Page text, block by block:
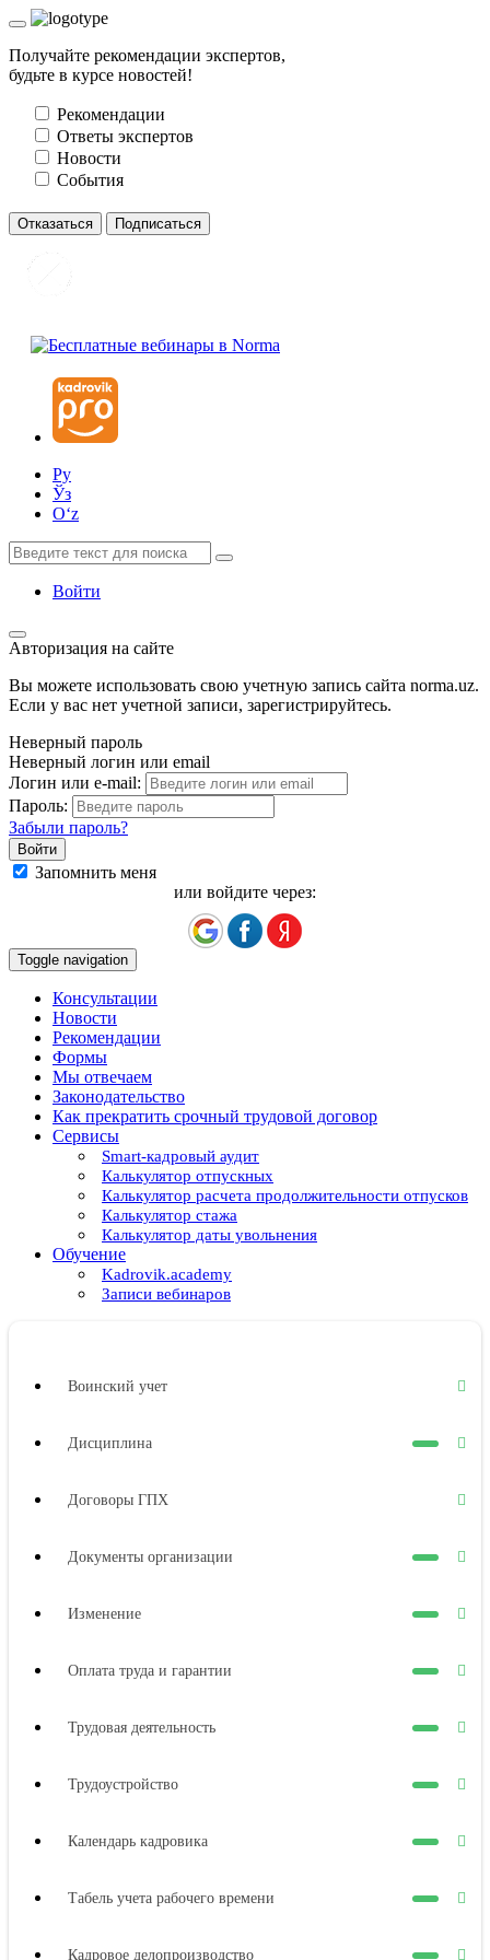
Получайте рекомендации экспертов,
будьте в курсе новостей!
Рекомендации
Ответы экспертов
Новости
События
Отказаться Подписаться
Ру
Ўз
Oʻz
Войти
Авторизация на сайте
Вы можете использовать свою учетную запись сайта norma.uz.
Если у вас нет учетной записи, зарегистрируйтесь.
Неверный пароль
Неверный логин или email
Логин или e-mail:
Пароль:
Забыли пароль?
Запомнить меня
или войдите через:
Toggle navigation
Консультации
Новости
Рекомендации
Формы
Мы отвечаем
Законодательство
Как прекратить срочный трудовой договор
Сервисы
Smart-кадровый аудит
Калькулятор отпускных
Калькулятор расчета продолжительности отпусков
Калькулятор стажа
Калькулятор даты увольнения
Обучение
Kadrovik.academy
Записи вебинаров
Воинский учет
Дисциплина
Договоры ГПХ
Документы организации
Изменение
Оплата труда и гарантии
Трудовая деятельность
Трудоустройство
Календарь кадровика
Табель учета рабочего времени
Кадровое делопроизводство